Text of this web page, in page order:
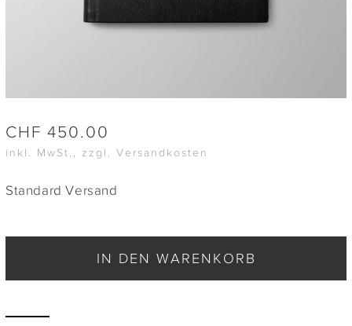
CHF 450.00
inkl. MwSt., zzgl. Versandkosten
Standard Versand
IN DEN WARENKORB